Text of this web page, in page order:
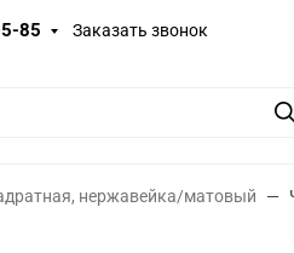
85 Заказать звонок
нержавейка/матовый